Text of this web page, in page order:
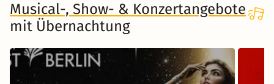
Musical-, Show- & Konzertangebote
mit Übernachtung